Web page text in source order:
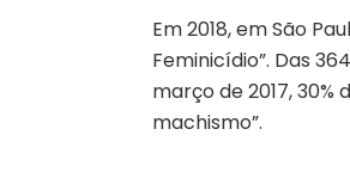
Em 2018, em São
Feminicídio”. Das
março de 2017,
machismo”.